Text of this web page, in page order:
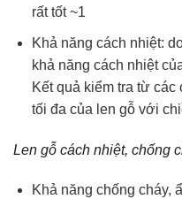
rất tốt ~1
Khả năng cách nhiệt:
khả năng cách nhiệt
Kết quả kiểm tra từ các
tối đa của len gỗ với
Len gỗ cách nhiệt, chống
Khả năng chống cháy,